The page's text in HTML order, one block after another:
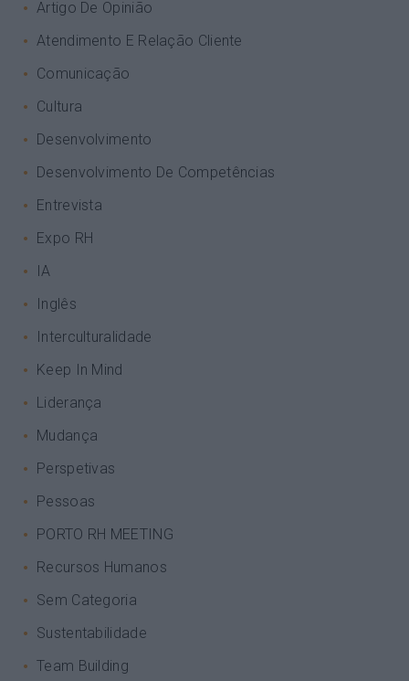
Artigo De Opinião
Atendimento E Relação Cliente
Comunicação
Cultura
Desenvolvimento
Desenvolvimento De Competências
Entrevista
Expo RH
IA
Inglês
Interculturalidade
Keep In Mind
Liderança
Mudança
Perspetivas
Pessoas
PORTO RH MEETING
Recursos Humanos
Sem Categoria
Sustentabilidade
Team Building